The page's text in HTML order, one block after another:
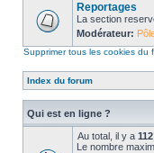
Reportages
La section
Modérateur:
Supprimer tous les cookies du
Index du forum
Qui est en ligne ?
Au total, il y a 112
Le nombre